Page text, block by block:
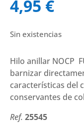
4,95 €
Sin existencias
Hilo anillar NOCP
barnizar
características del
conservantes de
Ref. 25545